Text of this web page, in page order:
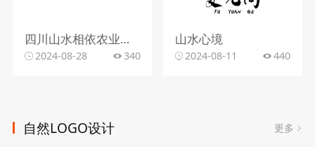
四川山水相依农业发展公司
2024-08-28 340
山水心境
2024-08-11 440
自然LOGO设计 更多